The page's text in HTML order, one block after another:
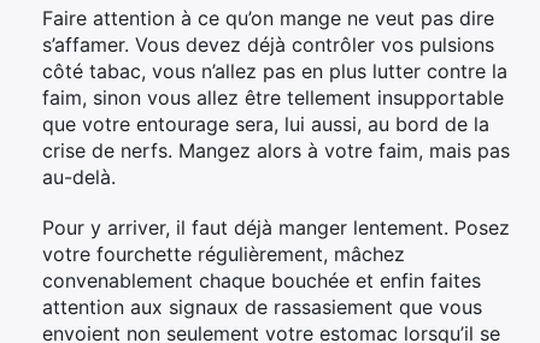
Faire attention à ce qu’on mange ne veut pas dire
s’affamer. Vous devez déjà contrôler vos pulsions
côté tabac, vous n’allez pas en plus lutter contre la
faim, sinon vous allez être tellement insupportable
que votre entourage sera, lui aussi, au bord de la
crise de nerfs. Mangez alors à votre faim, mais pas
au-delà.
Pour y arriver, il faut déjà manger lentement. Posez
votre fourchette régulièrement, mâchez
convenablement chaque bouchée et enfin faites
attention aux signaux de rassasiement que vous
envoient non seulement votre estomac lorsqu’il se